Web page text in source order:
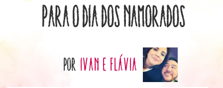
para o Dia dos Namorados
por Ivan e Flávia